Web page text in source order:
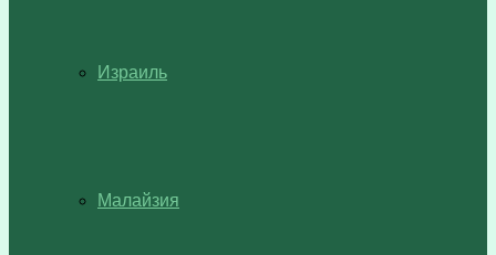
Израиль
Малайзия